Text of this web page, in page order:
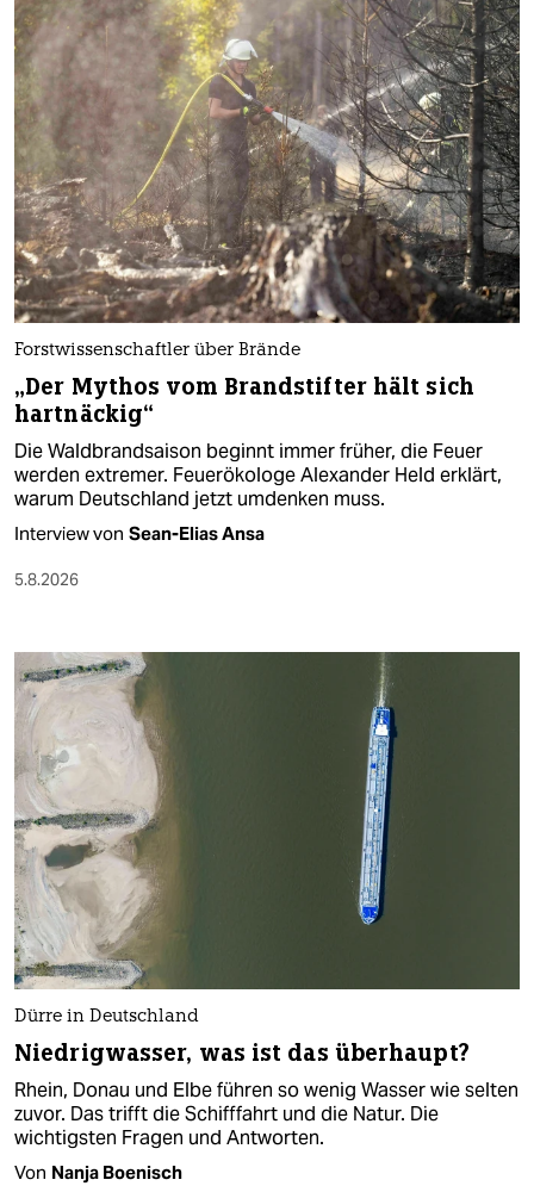
Forstwissenschaftler über Brände
„Der Mythos vom Brandstifter hält sich
hartnäckig“
Die Waldbrandsaison beginnt immer früher, die Feuer
werden extremer. Feuerökologe Alexander Held erklärt,
warum Deutschland jetzt umdenken muss.
Interview von Sean-Elias Ansa
5.8.2026
Dürre in Deutschland
Niedrigwasser, was ist das überhaupt?
Rhein, Donau und Elbe führen so wenig Wasser wie selten
zuvor. Das trifft die Schifffahrt und die Natur. Die
wichtigsten Fragen und Antworten.
Von Nanja Boenisch